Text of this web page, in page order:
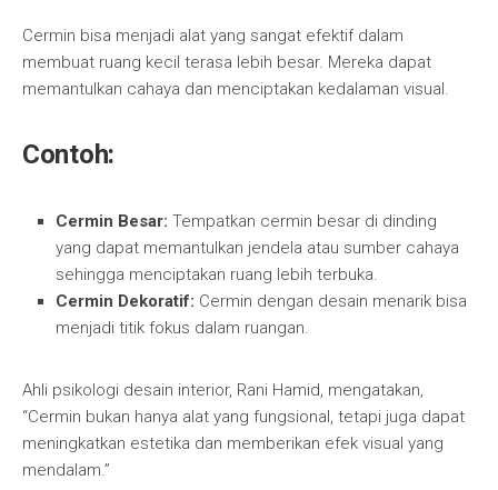
Cermin bisa menjadi alat yang sangat efektif dalam
membuat ruang kecil terasa lebih besar. Mereka dapat
memantulkan cahaya dan menciptakan kedalaman visual.
Contoh:
Cermin Besar: Tempatkan cermin besar di dinding
yang dapat memantulkan jendela atau sumber cahaya
sehingga menciptakan ruang lebih terbuka.
Cermin Dekoratif: Cermin dengan desain menarik bisa
menjadi titik fokus dalam ruangan.
Ahli psikologi desain interior, Rani Hamid, mengatakan,
“Cermin bukan hanya alat yang fungsional, tetapi juga dapat
meningkatkan estetika dan memberikan efek visual yang
mendalam.”